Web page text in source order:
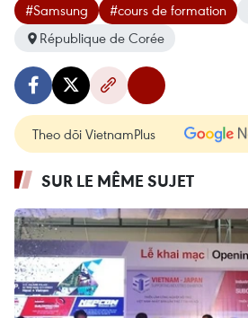
#Samsung #cours de formation
République de Corée
Theo dõi VietnamPlus
SUR LE MÊME SUJET